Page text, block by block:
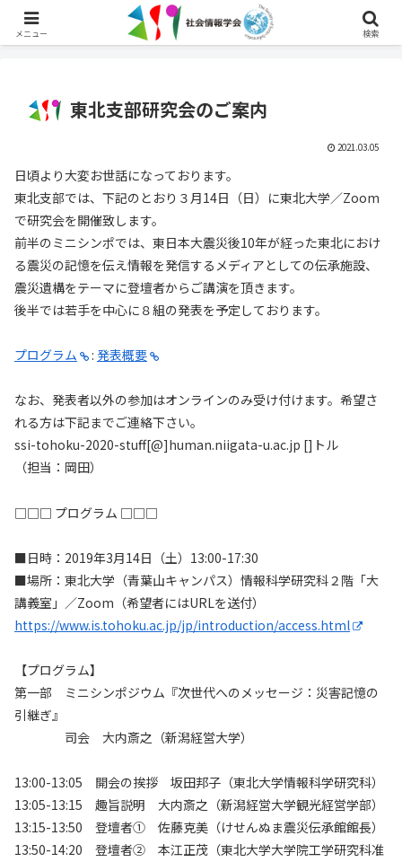
English
東北支部研究会のご案内
2021.03.05
日頃より大変お世話になっております。
東北支部では、下記のとおり３月14日（日）に東北大学／Zoom
で研究会を開催致します。
前半のミニシンポでは、東日本大震災後10年が経った東北におけ
る震災の記憶を伝え情報を発信するメディアとしての伝承施設、
震災遺構をテーマに登壇者からご講演を頂きます。
後半では若手を中心に８組の発表を予定しております。
プログラム : 発表概要
なお、発表者以外の参加はオンラインのみ受け付けます。希望さ
れる方は下記までご連絡下さい。
ssi-tohoku-2020-stuff[@]human.niigata-u.ac.jp []トル
（担当：岡田）
□□□ プログラム □□□
■日時：2019年3月14日（土）13:00-17:30
■場所：東北大学（青葉山キャンパス）情報科学研究科２階「大
講義室」／Zoom（希望者にはURLを送付）
https://www.is.tohoku.ac.jp/jp/introduction/access.html
【プログラム】
第一部 ミニシンポジウム『次世代へのメッセージ：災害記憶の
引継ぎ』
司会 大内斎之（新潟経営大学）
13:00-13:05 開会の挨拶 坂田邦子（東北大学情報科学研究科）
13:05-13:15 趣旨説明 大内斎之（新潟経営大学観光経営学部）
13:15-13:50 登壇者① 佐藤克美（けせんぬま震災伝承館館長）
13:50-14:20 登壇者② 本江正茂（東北大学大学院工学研究科准
メニュー 検索